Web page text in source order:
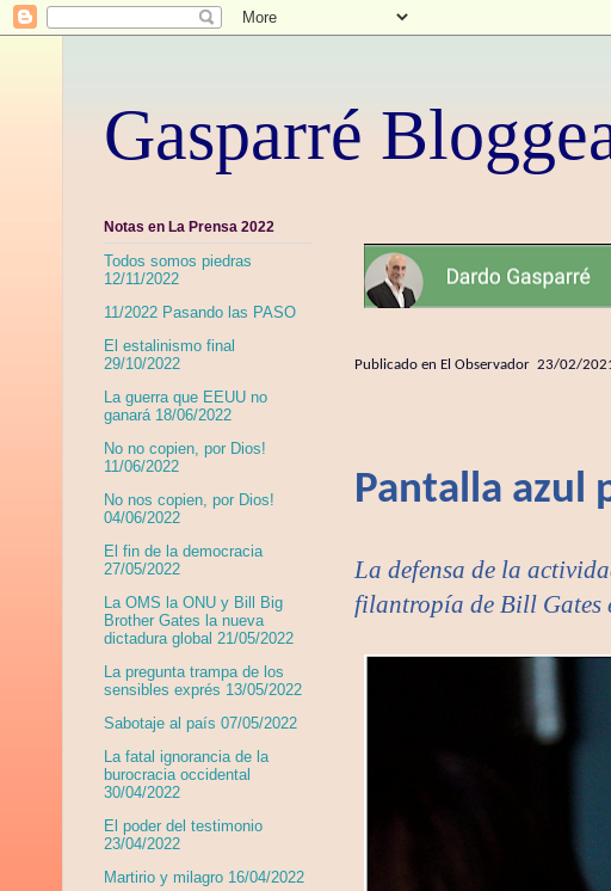
Gasparré
Publicado en El Observador 23/02/
Pantalla azul
La defensa de la
filantropía de Bill Gates
Notas en La Prensa 2022
Todos somos piedras
12/11/2022
11/2022 Pasando las PASO
El estalinismo final
29/10/2022
La guerra que EEUU no
ganará 18/06/2022
No no copien, por Dios!
11/06/2022
No nos copien, por Dios!
04/06/2022
El fin de la democracia
27/05/2022
La OMS la ONU y Bill Big
Brother Gates la nueva
dictadura global 21/05/2022
La pregunta trampa de los
sensibles exprés 13/05/2022
Sabotaje al país 07/05/2022
La fatal ignorancia de la
burocracia occidental
30/04/2022
El poder del testimonio
23/04/2022
Martirio y milagro 16/04/2022